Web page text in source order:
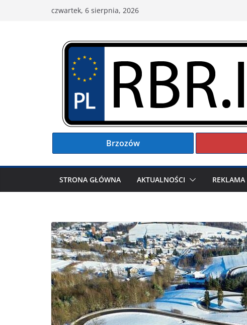
czwartek, 6 sierpnia, 2026
Brzozów
STRONA GŁÓWNA AKTUALNOŚCI REKLAMA